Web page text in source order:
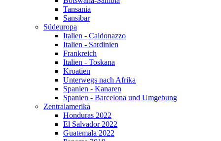
Tansania
Sansibar
Südeuropa
Italien - Caldonazzo
Italien - Sardinien
Frankreich
Italien - Toskana
Kroatien
Unterwegs nach Afrika
Spanien - Kanaren
Spanien - Barcelona und Umgebung
Zentralamerika
Honduras 2022
El Salvador 2022
Guatemala 2022